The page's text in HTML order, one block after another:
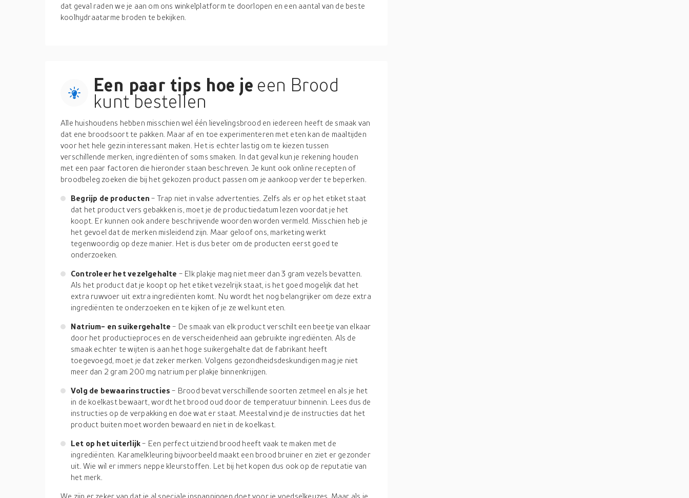
dat geval raden we je aan om ons winkelplatform te doorlopen en een aantal van de beste
koolhydraatarme broden te bekijken.
Een paar tips hoe je een Brood
kunt bestellen
Alle huishoudens hebben misschien wel één lievelingsbrood en iedereen heeft de smaak van
dat ene broodsoort te pakken. Maar af en toe experimenteren met eten kan de maaltijden
voor het hele gezin interessant maken. Het is echter lastig om te kiezen tussen
verschillende merken, ingrediënten of soms smaken. In dat geval kun je rekening houden
met een paar factoren die hieronder staan beschreven. Je kunt ook online recepten of
broodbeleg zoeken die bij het gekozen product passen om je aankoop verder te beperken.
Begrijp de producten- Trap niet in valse advertenties. Zelfs als er op het etiket staat
dat het product vers gebakken is, moet je de productiedatum lezen voordat je het
koopt. Er kunnen ook andere beschrijvende woorden worden vermeld. Misschien heb je
het gevoel dat de merken misleidend zijn. Maar geloof ons, marketing werkt
tegenwoordig op deze manier. Het is dus beter om de producten eerst goed te
onderzoeken.
Controleer het vezelgehalte - Elk plakje mag niet meer dan 3 gram vezels bevatten.
Als het product dat je koopt op het etiket vezelrijk staat, is het goed mogelijk dat het
extra ruwvoer uit extra ingrediënten komt. Nu wordt het nog belangrijker om deze extra
ingrediënten te onderzoeken en te kijken of je ze wel kunt eten.
Natrium- en suikergehalte- De smaak van elk product verschilt een beetje van elkaar
door het productieproces en de verscheidenheid aan gebruikte ingrediënten. Als de
smaak echter te wijten is aan het hoge suikergehalte dat de fabrikant heeft
toegevoegd, moet je dat zeker merken. Volgens gezondheidsdeskundigen mag je niet
meer dan 2 gram 200 mg natrium per plakje binnenkrijgen.
Volg de bewaarinstructies- Brood bevat verschillende soorten zetmeel en als je het
in de koelkast bewaart, wordt het brood oud door de temperatuur binnenin. Lees dus de
instructies op de verpakking en doe wat er staat. Meestal vind je de instructies dat het
product buiten moet worden bewaard en niet in de koelkast.
Let op het uiterlijk- Een perfect uitziend brood heeft vaak te maken met de
ingrediënten. Karamelkleuring bijvoorbeeld maakt een brood bruiner en ziet er gezonder
uit. Wie wil er immers neppe kleurstoffen. Let bij het kopen dus ook op de reputatie van
het merk.
We zijn er zeker van dat je al speciale inspanningen doet voor je voedselkeuzes. Maar als je